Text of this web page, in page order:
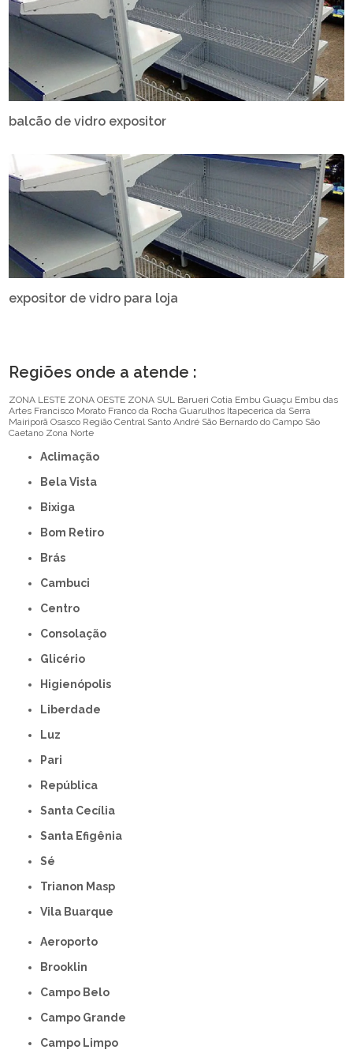
balcão de vidro expositor
expositor de vidro para loja
Regiões onde a atende :
ZONA LESTE ZONA OESTE ZONA SUL Barueri Cotia Embu Guaçu Embu das
Artes Francisco Morato Franco da Rocha Guarulhos Itapecerica da Serra
Mairiporã Osasco Região Central Santo André São Bernardo do Campo São
Caetano Zona Norte
Aclimação
Bela Vista
Bixiga
Bom Retiro
Brás
Cambuci
Centro
Consolação
Glicério
Higienópolis
Liberdade
Luz
Pari
República
Santa Cecília
Santa Efigênia
Sé
Trianon Masp
Vila Buarque
Aeroporto
Brooklin
Campo Belo
Campo Grande
Campo Limpo